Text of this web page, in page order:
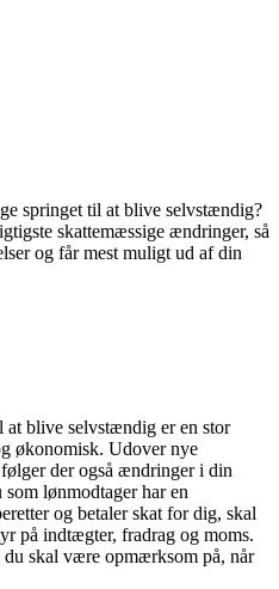
springet til at blive selvstændig?
skattemæssige ændringer, så
og får mest muligt ud af din
blive selvstændig er en stor
økonomisk. Udover nye
der også ændringer i din
lønmodtager har en
og betaler skat for dig, skal
på indtægter, fradrag og moms.
skal være opmærksom på, når